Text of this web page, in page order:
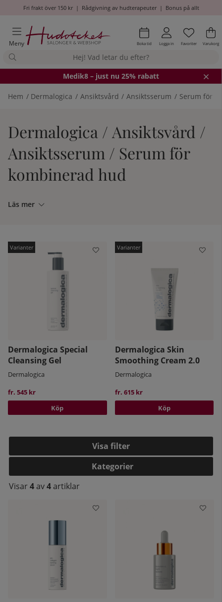
Fri frakt över 150 kr| Rådgivning av hudterapeuter| Bonus på allt
Meny Boka tid Logga in Antal i
.
Favoriter .
Varukorg
Medik8 – just nu 25% rabatt
Hem Dermalogica Ansiktsvård Ansiktsserum Serum för
Dermalogica / Ansiktsvård /
Ansiktsserum / Serum för
kombinerad hud
Läs mer
Dermalogica Special
Cleansing Gel
Dermalogica
fr. 545 kr
Köp
Dermalogica Skin
Smoothing Cream 2.0
Dermalogica
fr. 615 kr
Köp
Filtrera
Kategorier
Visar 4av4artiklar